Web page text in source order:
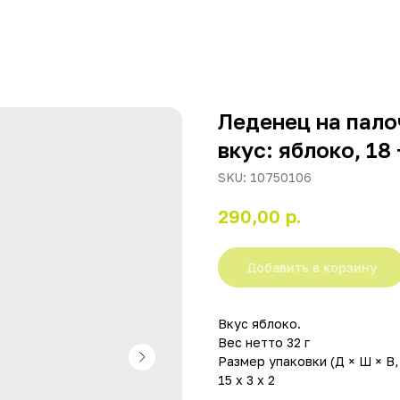
Леденец на
вкус: яблоко, 18
SKU: 10750106
290,00 р.
Добавить в корзину
Вкус яблоко.
Вес нетто 32 г
Размер упаковки (Д × Ш ×
15 х 3 х 2